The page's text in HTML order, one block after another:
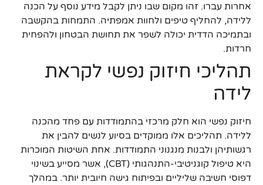
אחרות עברו. זהו מקום שבו ניתן לקבל מידע נוסף על הכנה
ללידה, להחליף טיפים ולחוות אמפתיה. התמחות בהקשבה
ובתמיכה הדדית יכולה לשפר את תחושת הבטחון ולהפחית
חרדות.
תהליכי חיזוק נפשי לקראת
לידה
חיזוק נפשי הוא חלק מרכזי בהתמודדות עם פחד מהכנה
ללידה. תהליכים אלו ממוקדים בסיוע לנשים להבין את
רגשותיהן ולבנות מנגנוני התמודדות. אחת השיטות המוכרות
היא טיפול קוגניטיבי-התנהגותי (CBT), אשר מסייע בשינוי
דפוסי חשיבה שליליים ובפיתוח גישה חיובית יותר. במהלך